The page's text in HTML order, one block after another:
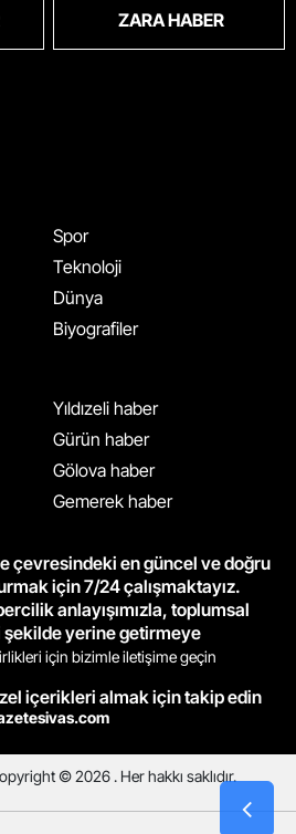
ZARA HABER
Spor
Teknoloji
Dünya
Biyografiler
Yıldızeli haber
Gürün haber
Gölova haber
Gemerek haber
çevresindeki en güncel ve doğru
için 7/24 çalışmaktayız.
anlayışımızla, toplumsal
yerine getirmeye
için bizimle iletişime geçin
içerikleri almak için takip edin
© 2026 . Her hakkı saklıdır.